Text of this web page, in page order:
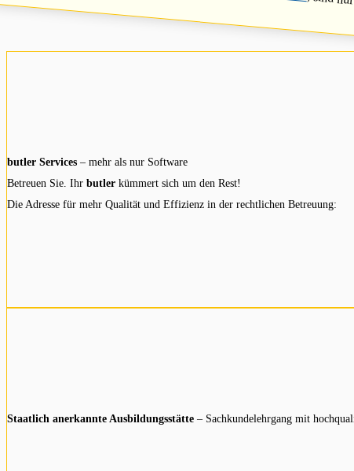
butler Services – mehr als nur Software
Betreuen Sie. Ihr butler kümmert sich um den Rest!
Die Adresse für mehr Qualität und Effizienz in der rechtlichen Betreuung:
Staatlich anerkannte Ausbildungsstätte – Sachkundelehrgang mit